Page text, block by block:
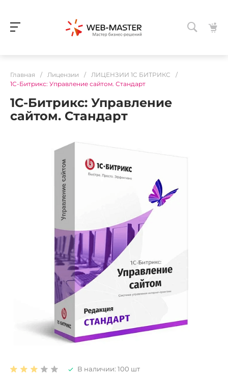
Главная / Лицензии / ЛИЦЕНЗИИ 1С БИТРИКС
/
1С-Битрикс: Управление сайтом. Стандарт
1С-Битрикс: Управление
сайтом. Стандарт
В наличии: 100 шт